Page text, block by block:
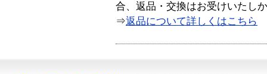
合、返品・交換はお受けいたし
⇒返品について詳しくはこちら